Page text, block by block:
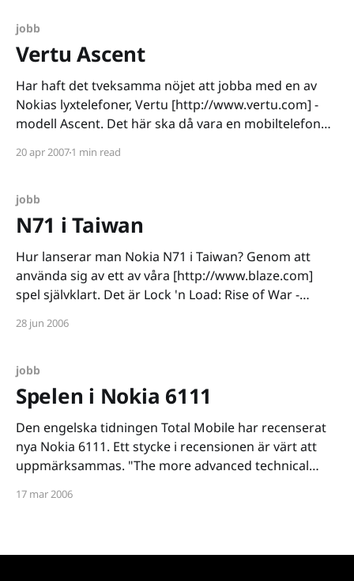
också imponerande
jobb
Vertu Ascent
Har haft det tveksamma nöjet att jobba med en av
Nokias lyxtelefoner, Vertu [http://www.vertu.com] -
modell Ascent. Det här ska då vara en mobiltelefon
mellan 25000-30000 kronor till hundratusentalet
20 apr 20071 min read
jobb
N71 i Taiwan
Hur lanserar man Nokia N71 i Taiwan? Genom att
använda sig av ett av våra [http://www.blaze.com]
spel självklart. Det är Lock 'n Load: Rise of War -
[http://www.tmn.nu/blog/?p=412] inlägg) - som får
28 jun 2006
jobb
Spelen i Nokia 6111
Den engelska tidningen Total Mobile har recenserat
nya Nokia 6111. Ett stycke i recensionen är värt att
uppmärksammas. "The more advanced technical
games. There are four as standard, with the option to
17 mar 2006